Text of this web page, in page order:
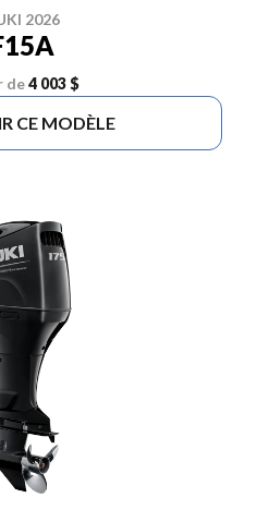
2026
de4 003 $
CE MODÈLE